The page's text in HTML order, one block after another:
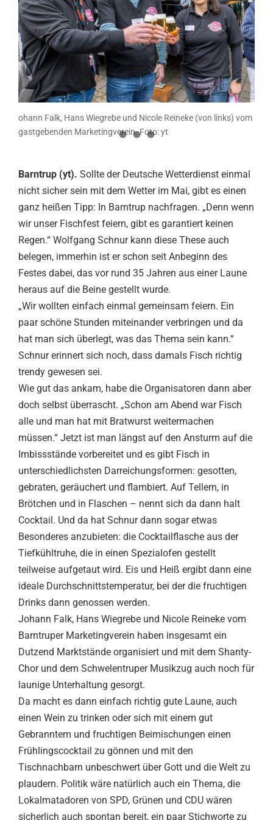
ohann Falk, Hans Wiegrebe und Nicole Reineke (von links) vom
gastgebenden Marketingverein. Foto: yt
Barntrup (yt). Sollte der Deutsche Wetterdienst einmal
nicht sicher sein mit dem Wetter im Mai, gibt es einen
ganz heißen Tipp: In Barntrup nachfragen. „Denn wenn
wir unser Fischfest feiern, gibt es garantiert keinen
Regen.“ Wolfgang Schnur kann diese These auch
belegen, immerhin ist er schon seit Anbeginn des
Festes dabei, das vor rund 35 Jahren aus einer Laune
heraus auf die Beine gestellt wurde.
„Wir wollten einfach einmal gemeinsam feiern. Ein
paar schöne Stunden miteinander verbringen und da
hat man sich überlegt, was das Thema sein kann.“
Schnur erinnert sich noch, dass damals Fisch richtig
trendy gewesen sei.
Wie gut das ankam, habe die Organisatoren dann aber
doch selbst überrascht. „Schon am Abend war Fisch
alle und man hat mit Bratwurst weitermachen
müssen.“ Jetzt ist man längst auf den Ansturm auf die
Imbissstände vorbereitet und es gibt Fisch in
unterschiedlichsten Darreichungsformen: gesotten,
gebraten, geräuchert und flambiert. Auf Tellern, in
Brötchen und in Flaschen – nennt sich da dann halt
Cocktail. Und da hat Schnur dann sogar etwas
Besonderes anzubieten: die Cocktailflasche aus der
Tiefkühltruhe, die in einen Spezialofen gestellt
teilweise aufgetaut wird. Eis und Heiß ergibt dann eine
ideale Durchschnittstemperatur, bei der die fruchtigen
Drinks dann genossen werden.
Johann Falk, Hans Wiegrebe und Nicole Reineke vom
Barntruper Marketingverein haben insgesamt ein
Dutzend Marktstände organisiert und mit dem Shanty-
Chor und dem Schwelentruper Musikzug auch noch für
launige Unterhaltung gesorgt.
Da macht es dann einfach richtig gute Laune, auch
einen Wein zu trinken oder sich mit einem gut
Gebranntem und fruchtigen Beimischungen einen
Frühlingscocktail zu gönnen und mit den
Tischnachbarn unbeschwert über Gott und die Welt zu
plaudern. Politik wäre natürlich auch ein Thema, die
Lokalmatadoren von SPD, Grünen und CDU wären
sicherlich auch spontan bereit, ein paar Stichworte zu